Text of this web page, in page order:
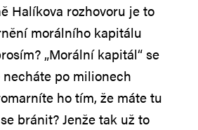
Halíkova rozhovoru je to
morálního kapitálu
„Morální kapitál“ se
po milionech
ho tím, že máte tu
bránit? Jenže tak už to